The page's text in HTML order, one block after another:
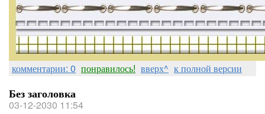
комментарии: 0 понравилось! вверх^ к полной версии
Без заголовка
03-12-2030 11:54